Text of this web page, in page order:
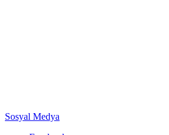
Sosyal Medya